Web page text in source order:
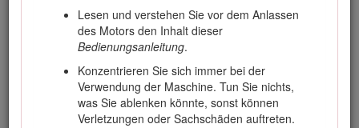
Lesen und verstehen Sie vor dem Anlassen
des Motors den Inhalt dieser
Bedienungsanleitung.
Konzentrieren Sie sich immer bei der
Verwendung der Maschine. Tun Sie nichts,
was Sie ablenken könnte, sonst können
Verletzungen oder Sachschäden auftreten.
Einsatz des Geräts.
Besuchen Sie Toro.com für weitere Informationen,
Zubehörinformationen, Standort eines Händlers oder
Registrierung Ihres Produkts.
Wenden Sie sich an Ihren autorisierten Service-